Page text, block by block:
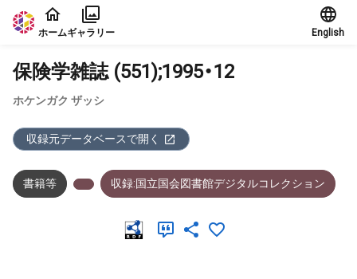
本文に飛ぶ
ホームギャラリー English
保険学雑誌 (551);1995・12
ホケンガク ザッシ
収録元データベースで開く
書籍等 収録:国立国会図書館デジタルコレクション